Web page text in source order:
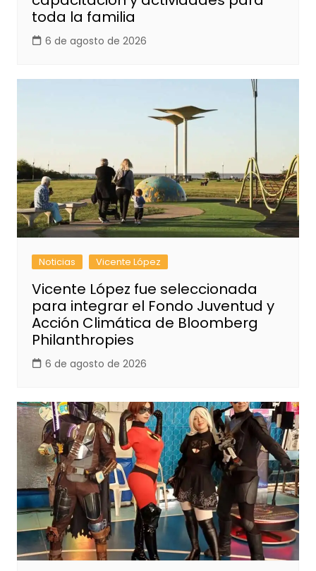
toda la familia
6 de agosto de 2026
Noticias Vicente López
Vicente López fue seleccionada
para integrar el Fondo Juventud y
Acción Climática de Bloomberg
Philanthropies
6 de agosto de 2026